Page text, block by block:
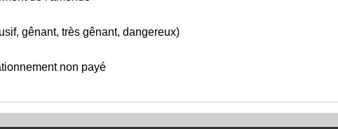
gênant, très gênant, dangereux)
non payé